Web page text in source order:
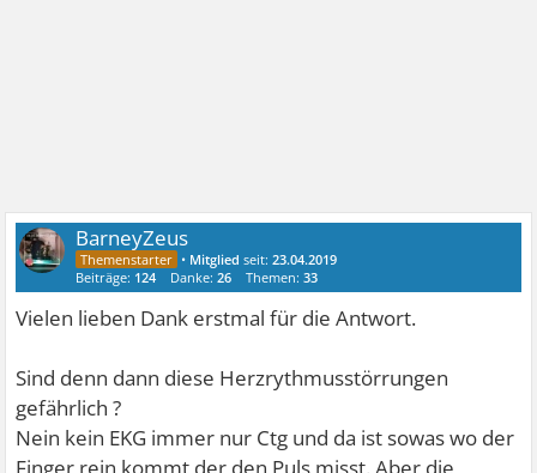
BarneyZeus
• Mitglied seit:23.04.2019
Beiträge: 124 Danke:26 Themen:33
Vielen lieben Dank erstmal für die Antwort.
Sind denn dann diese Herzrythmusstörrungen
gefährlich ?
Nein kein EKG immer nur Ctg und da ist sowas wo der